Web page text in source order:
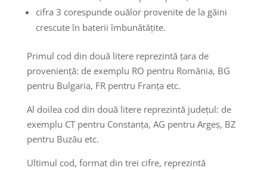
cifra 3 corespunde ouălor provenite de la găini
crescute în baterii îmbunătățite.
Primul cod din două litere reprezintă țara de
proveniență: de exemplu RO pentru România, BG
pentru Bulgaria, FR pentru Franța etc.
Al doilea cod din două litere reprezintă județul: de
exemplu CT pentru Constanța, AG pentru Argeș, BZ
pentru Buzău etc.
Ultimul cod, format din trei cifre, reprezintă